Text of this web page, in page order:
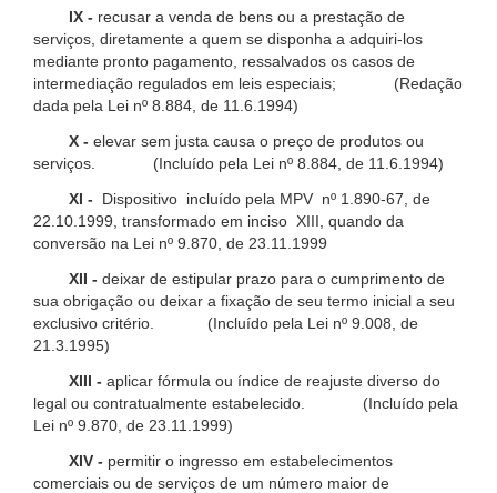
IX - recusar a venda de bens ou a prestação de
serviços, diretamente a quem se disponha a adquiri-los
mediante pronto pagamento, ressalvados os casos de
intermediação regulados em leis especiais; (Redação
dada pela Lei nº 8.884, de 11.6.1994)
X - elevar sem justa causa o preço de produtos ou
serviços. (Incluído pela Lei nº 8.884, de 11.6.1994)
XI -
Dispositivo incluído pela MPV nº 1.890-67, de
22.10.1999, transformado em inciso XIII, quando da
conversão na Lei nº 9.870, de 23.11.1999
XII - deixar de estipular prazo para o cumprimento de
sua obrigação ou deixar a fixação de seu termo inicial a seu
exclusivo critério. (Incluído pela Lei nº 9.008, de
21.3.1995)
XIII - aplicar fórmula ou índice de reajuste diverso do
legal ou contratualmente estabelecido. (Incluído pela
Lei nº 9.870, de 23.11.1999)
XIV - permitir o ingresso em estabelecimentos
comerciais ou de serviços de um número maior de